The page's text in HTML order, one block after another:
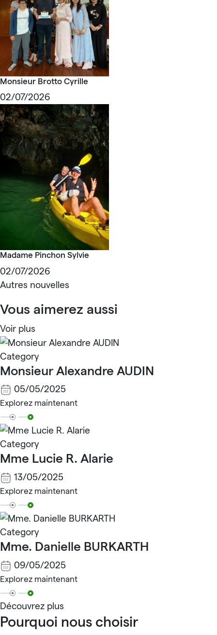
Monsieur Brotto Cyrille
02/07/2026
Madame Pinchon Sylvie
02/07/2026
Autres nouvelles
Vous aimerez aussi
Voir plus
Category
Monsieur Alexandre AUDIN
05/05/2025
Explorez maintenant
Category
Mme Lucie R. Alarie
13/05/2025
Explorez maintenant
Category
Mme. Danielle BURKARTH
09/05/2025
Explorez maintenant
Découvrez plus
Pourquoi nous choisir